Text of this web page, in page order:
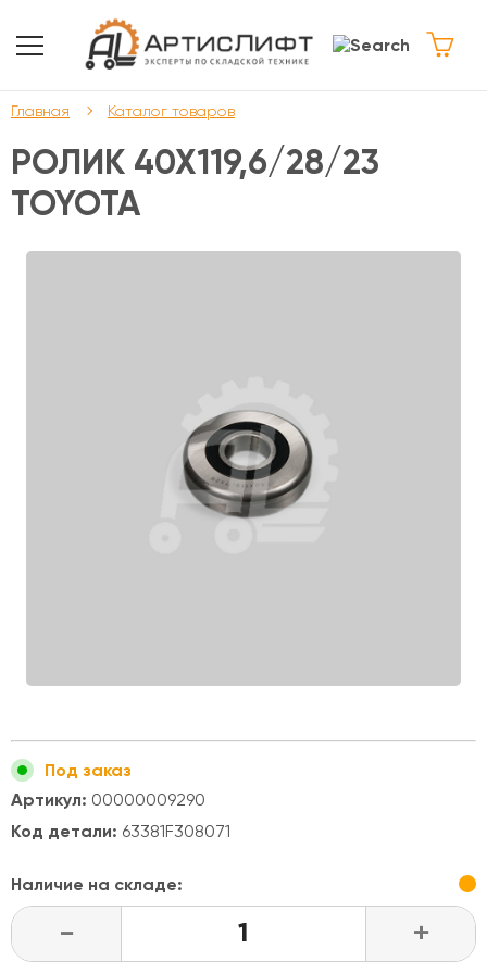
Главная Каталог товаров
РОЛИК 40Х119,6/28/23
TOYOTA
Под заказ
Артикул: 00000009290
Код детали: 63381F308071
Наличие на складе:
- +